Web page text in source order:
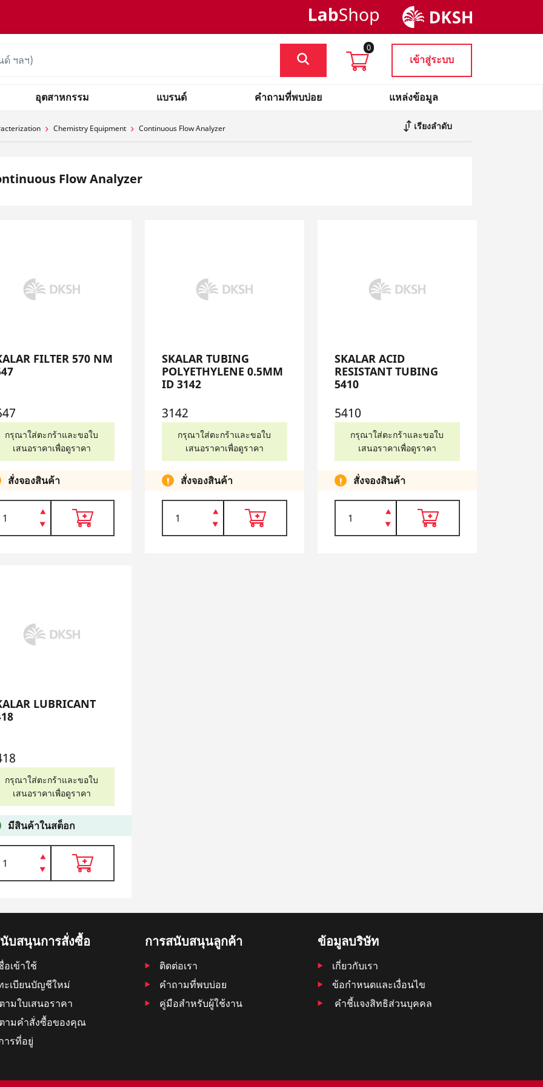
0
เข้าสู่ระบบ
อุตสาหกรรม แบรนด์ คำถามที่พบบ่อย แหล่งข้อมูล
Chemistry Equipment Continuous Flow Analyzer เรียงลำดับ
Flow Analyzer
FILTER 570 NM
กรุณาใส่ตะกร้าและขอใบ
เสนอราคาเพื่อดูราคา
สั่งจองสินค้า
SKALAR TUBING
POLYETHYLENE 0.5MM
ID 3142
3142
กรุณาใส่ตะกร้าและขอใบ
เสนอราคาเพื่อดูราคา
สั่งจองสินค้า
SKALAR ACID
RESISTANT TUBING
5410
5410
กรุณาใส่ตะกร้าและขอใบ
เสนอราคาเพื่อดูราคา
สั่งจองสินค้า
LUBRICANT
กรุณาใส่ตะกร้าและขอใบ
เสนอราคาเพื่อดูราคา
มีสินค้าในสต็อก
บสนุนการสั่งซื้อ
อเข้าใช้
ะเบียนบัญชีใหม่
ามใบเสนอราคา
ามคําสั่งซื้อของคุณ
ารที่อยู่
การสนับสนุนลูกค้า
ติดต่อเรา
คำถามที่พบบ่อย
คู่มือสำหรับผู้ใช้งาน
ข้อมูลบริษัท
เกี่ยวกับเรา
ข้อกำหนดและเงื่อนไข
คำชี้แจงสิทธิส่วนบุคคล